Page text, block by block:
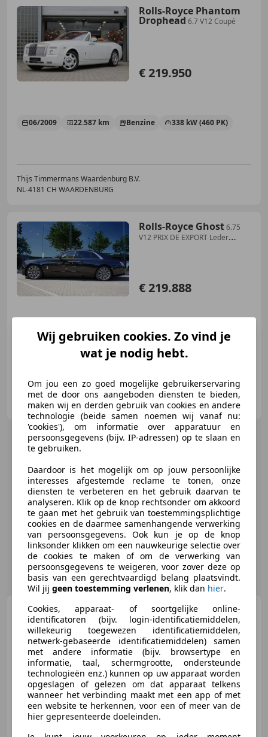
Rolls-Royce Phantom
Drophead 6.7 V12 Coupé
€ 219.950
06/2009 22.587 km Benzine 338 kW (460 PK)
Thijs Timmermans Waardenburg B.V.
NL-4181 CH WAARDENBURG
Rolls-Royce Ghost6.75
V12 PRIX DE EXPORT Leder
€ 219.888
05/2022 74.553 km Benzine 420 kW (571 PK)
Du Parc Luxury Cars & Art
NL-5061 JX OISTERWIJK
Rolls-Royce Cullinan
BLACK BADGE 6.75 V12 Fu-Shion
| Sterrenhemel, Besp
€ 379.950 1
08/2023 91.676 km Benzine
Wij gebruiken cookies. Zo vind je
wat je nodig hebt.
Om jou een zo goed mogelijke gebruikerservaring
met de door ons aangeboden diensten te bieden,
maken wij en derden gebruik van cookies en andere
technologie (beide samen noemen wij vanaf nu:
'cookies'), om informatie over apparatuur en
persoonsgegevens (bijv. IP-adressen) op te slaan en
te gebruiken.
Daardoor is het mogelijk om op jouw persoonlijke
interesses afgestemde reclame te tonen, onze
diensten te verbeteren en het gebruik daarvan te
analyseren. Klik op de knop rechtsonder om akkoord
te gaan met het gebruik van toestemmingsplichtige
cookies en de daarmee samenhangende verwerking
van persoonsgegevens. Ook kun je op de knop
linksonder klikken om een nauwkeurige selectie over
de cookies te maken of om de verwerking van
persoonsgegevens te weigeren, voor zover deze op
basis van een gerechtvaardigd belang plaatsvindt.
Wil jij geen toestemming verlenen, klik dan hier.
Cookies, apparaat- of soortgelijke online-
identificatoren (bijv. login-identificatiemiddelen,
willekeurig toegewezen identificatiemiddelen,
netwerk-gebaseerde identificatiemiddelen) samen
met andere informatie (bijv. browsertype en
informatie, taal, schermgrootte, ondersteunde
technologieën enz.) kunnen op uw apparaat worden
opgeslagen of gelezen om dat apparaat telkens
wanneer het verbinding maakt met een app of met
een website te herkennen, voor een of meer van de
hier gepresenteerde doeleinden.